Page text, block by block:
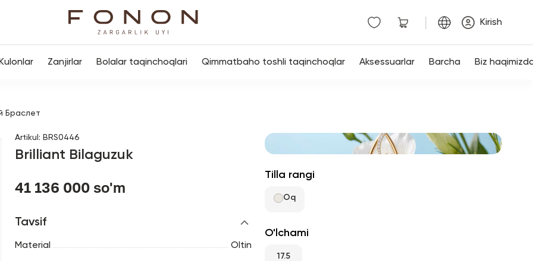
Kirish
Kulonlar Zanjirlar Bolalar taqinchoqlari Qimmatbaho toshli taqinchoqlar Aksessuarlar Barcha Biz
Браслет
Artikul : BRS0446
Brilliant Bilaguzuk
41 136 000 so'm
Tavsif
Material Oltin
Tilla rangi
Oq
O'lchami
17.5